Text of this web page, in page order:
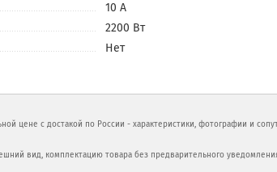
10 А
2200 Вт
Нет
цене с достакой по России - характеристики, фотографии и
вид, комплектацию товара без предварительного